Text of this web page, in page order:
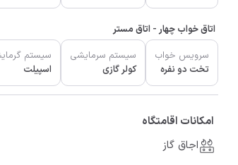
اتاق خواب چهار - اتاق مستر
سرویس خواب
تخت دو نفره
سیستم سرمایشی
کولر گازی
سیستم
اسپیلت
امکانات اقامتگاه
اجاق گاز